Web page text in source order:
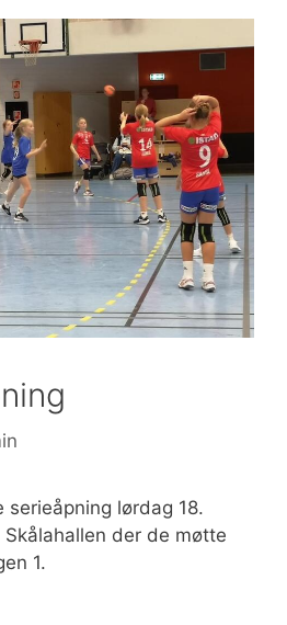
lørdag 18.
der de møtte
1.